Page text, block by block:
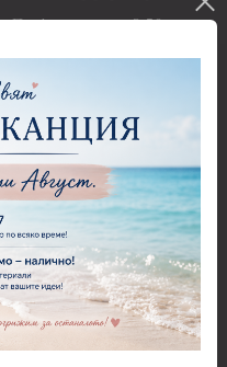
Перфоратори до 2,50 см
Перфоратори 2,50 см
Перфоратори над 2,50 см
Бордюрни пънчове
Ъглови перфоратори
Перфоратори Основни
Фигури - кръгове, овали
Перфоратори - Сърца и
звезди
Перфоратори - Цветя, листа
и клонки